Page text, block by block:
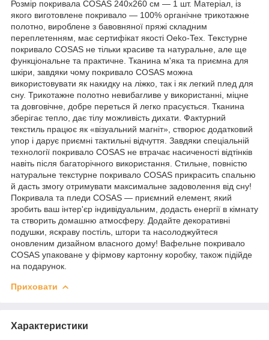
Розмір покривала COSAS 240х260 см — 1 шт. Матеріал, із
якого виготовлене покривало — 100% органічне трикотажне
полотно, вироблене з бавовняної пряжі складним
переплетенням, має сертифікат якості Oeko-Tex. Текстурне
покривало COSAS не тільки красиве та натуральне, але ще
функціональне та практичне. Тканина м'яка та приємна для
шкіри, завдяки чому покривало COSAS можна
використовувати як накидку на ліжко, так і як легкий плед для
сну. Трикотажне полотно невибагливе у використанні, міцне
та довговічне, добре переться й легко прасується. Тканина
зберігає тепло, дає тілу можливість дихати. Фактурний
текстиль працює як «візуальний магніт», створює додатковий
упор і дарує приємні тактильні відчуття. Завдяки спеціальній
технології покривало COSAS не втрачає насиченості відтінків
навіть після багаторічного використання. Стильне, повністю
натуральне текстурне покривало COSAS прикрасить спальню
й дасть змогу отримувати максимальне задоволення від сну!
Покривала та пледи COSAS — приємний елемент, який
зробить ваш інтер'єр індивідуальним, додасть енергії в кімнату
та створить домашню атмосферу. Додайте декоративні
подушки, яскраву постіль, штори та насолоджуйтеся
оновленим дизайном власного дому! Вафельне покривало
COSAS упаковане у фірмову картонну коробку, також підійде
на подарунок.
Приховати
Характеристики